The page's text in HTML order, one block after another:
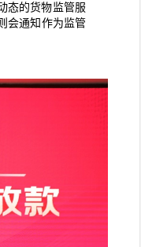
态的货物监管服
会通知作为监管